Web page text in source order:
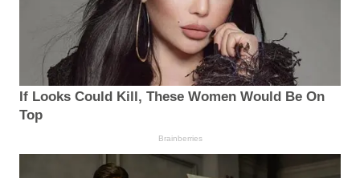
If Looks Could Kill, These Women Would Be On
Top
Brainberries